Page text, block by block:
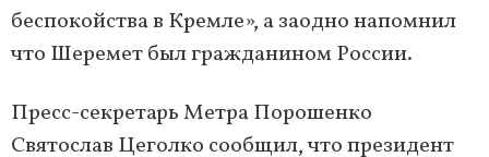
беспокойства в Кремле», а заодно напомнил
что Шеремет был гражданином России.
Пресс-секретарь Метра Порошенко
Святослав Цеголко сообщил, что президент